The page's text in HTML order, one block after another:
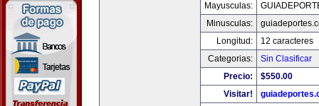
Mayusculas:
Minusculas:
Longitud:
12 caracteres
Categorias:
Sin Clasificar
Precio:
$550.00
Visitar!